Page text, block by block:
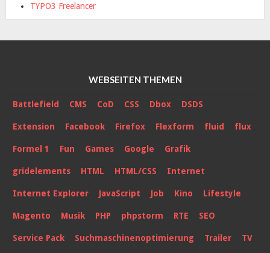
TYPO3 Freelancer
WEBSEITEN THEMEN
Battlefield CMS CoD CSS Dbox DSDS
Extension Facebook Firefox Flexform fluid flux
Formel 1 Fun Games Google Grafik
gridelements HTML HTML/CSS Internet
Internet Explorer JavaScript Job Kino Lifestyle
Magento Musik PHP phpstorm RTE SEO
Service Pack Suchmaschinenoptimierung Trailer TV